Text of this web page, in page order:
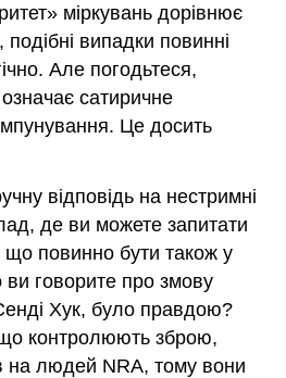
міркувань дорівнює
випадки повинні
Але погодьтеся,
сатиричне
Це досить
відповідь на нестримні
де ви можете запитати
повинно бути також у
говорите про змову
Хук, було правдою?
контролюють зброю,
на людей NRA, тому вони